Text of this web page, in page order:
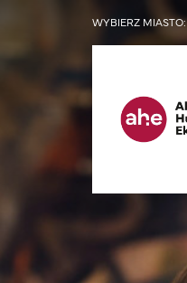
WYBIERZ MIASTO: